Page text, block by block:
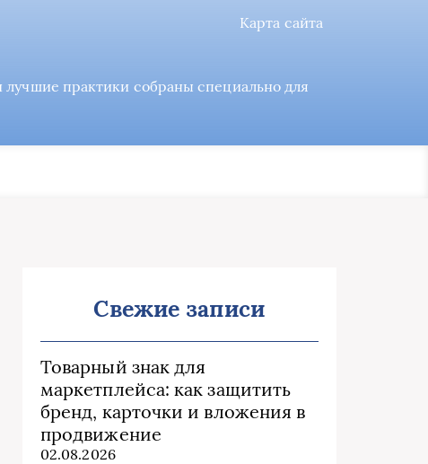
Карта сайта
практики собраны специально для
Свежие записи
Товарный знак для
маркетплейса: как защитить
бренд, карточки и вложения в
продвижение
02.08.2026